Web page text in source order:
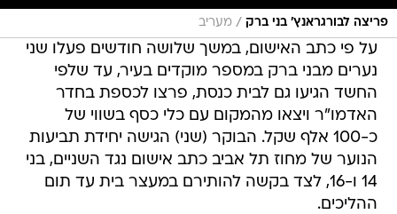
פריצה לבורגראנץ' בני ברק / מעריב
על פי כתב האישום, במשך שלושה חודשים פעלו שני
נערים מבני ברק במספר מוקדים בעיר, עד שלפי
החשד הגיעו גם לבית כנסת, פרצו לכספת בחדר
האדמו"ר ויצאו מהמקום עם כלי כסף בשווי של
כ-100 אלף שקל. הבוקר (שני) הגישה יחידת תביעות
הנוער של מחוז תל אביב כתב אישום נגד השניים, בני
14 ו-16, לצד בקשה להותירם במעצר בית עד תום
ההליכים.